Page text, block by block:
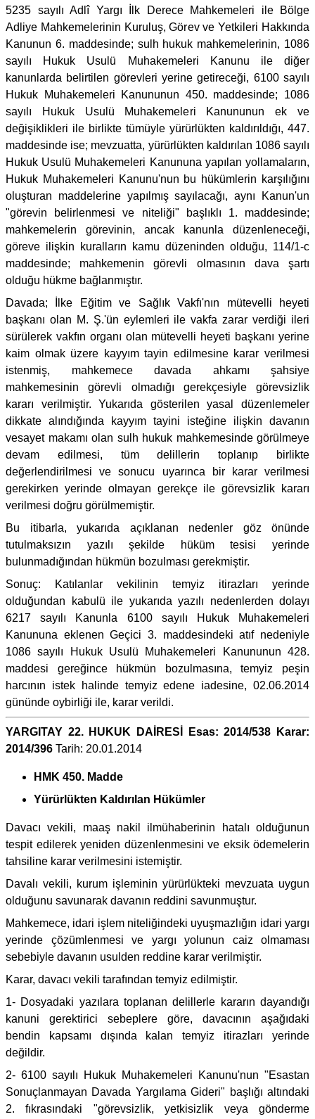
5235 sayılı Adlî Yargı İlk Derece Mahkemeleri ile Bölge
Adliye Mahkemelerinin Kuruluş, Görev ve Yetkileri Hakkında
Kanunun 6. maddesinde; sulh hukuk mahkemelerinin, 1086
sayılı Hukuk Usulü Muhakemeleri Kanunu ile diğer
kanunlarda belirtilen görevleri yerine getireceği, 6100 sayılı
Hukuk Muhakemeleri Kanununun 450. maddesinde; 1086
sayılı Hukuk Usulü Muhakemeleri Kanununun ek ve
değişiklikleri ile birlikte tümüyle yürürlükten kaldırıldığı, 447.
maddesinde ise; mevzuatta, yürürlükten kaldırılan 1086 sayılı
Hukuk Usulü Muhakemeleri Kanununa yapılan yollamaların,
Hukuk Muhakemeleri Kanunu'nun bu hükümlerin karşılığını
oluşturan maddelerine yapılmış sayılacağı, aynı Kanun'un
"görevin belirlenmesi ve niteliği" başlıklı 1. maddesinde;
mahkemelerin görevinin, ancak kanunla düzenleneceği,
göreve ilişkin kuralların kamu düzeninden olduğu, 114/1-c
maddesinde; mahkemenin görevli olmasının dava şartı
olduğu hükme bağlanmıştır.
Davada; İlke Eğitim ve Sağlık Vakfı'nın mütevelli heyeti
başkanı olan M. Ş.'ün eylemleri ile vakfa zarar verdiği ileri
sürülerek vakfın organı olan mütevelli heyeti başkanı yerine
kaim olmak üzere kayyım tayin edilmesine karar verilmesi
istenmiş, mahkemece davada ahkamı şahsiye
mahkemesinin görevli olmadığı gerekçesiyle görevsizlik
kararı verilmiştir. Yukarıda gösterilen yasal düzenlemeler
dikkate alındığında kayyım tayini isteğine ilişkin davanın
vesayet makamı olan sulh hukuk mahkemesinde görülmeye
devam edilmesi, tüm delillerin toplanıp birlikte
değerlendirilmesi ve sonucu uyarınca bir karar verilmesi
gerekirken yerinde olmayan gerekçe ile görevsizlik kararı
verilmesi doğru görülmemiştir.
Bu itibarla, yukarıda açıklanan nedenler göz önünde
tutulmaksızın yazılı şekilde hüküm tesisi yerinde
bulunmadığından hükmün bozulması gerekmiştir.
Sonuç: Katılanlar vekilinin temyiz itirazları yerinde
olduğundan kabulü ile yukarıda yazılı nedenlerden dolayı
6217 sayılı Kanunla 6100 sayılı Hukuk Muhakemeleri
Kanununa eklenen Geçici 3. maddesindeki atıf nedeniyle
1086 sayılı Hukuk Usulü Muhakemeleri Kanununun 428.
maddesi gereğince hükmün bozulmasına, temyiz peşin
harcının istek halinde temyiz edene iadesine, 02.06.2014
gününde oybirliği ile, karar verildi.
YARGITAY 22. HUKUK DAİRESİ Esas: 2014/538 Karar:
2014/396 Tarih: 20.01.2014
HMK 450. Madde
Yürürlükten Kaldırılan Hükümler
Davacı vekili, maaş nakil ilmühaberinin hatalı olduğunun
tespit edilerek yeniden düzenlenmesini ve eksik ödemelerin
tahsiline karar verilmesini istemiştir.
Davalı vekili, kurum işleminin yürürlükteki mevzuata uygun
olduğunu savunarak davanın reddini savunmuştur.
Mahkemece, idari işlem niteliğindeki uyuşmazlığın idari yargı
yerinde çözümlenmesi ve yargı yolunun caiz olmaması
sebebiyle davanın usulden reddine karar verilmiştir.
Karar, davacı vekili tarafından temyiz edilmiştir.
1- Dosyadaki yazılara toplanan delillerle kararın dayandığı
kanuni gerektirici sebeplere göre, davacının aşağıdaki
bendin kapsamı dışında kalan temyiz itirazları yerinde
değildir.
2- 6100 sayılı Hukuk Muhakemeleri Kanunu'nun "Esastan
Sonuçlanmayan Davada Yargılama Gideri" başlığı altındaki
2. fıkrasındaki "görevsizlik, yetkisizlik veya gönderme